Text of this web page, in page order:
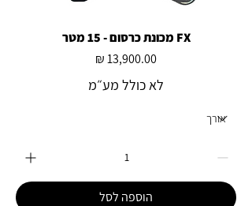
FX מכונת כרסום - 15 מטר
מחיר
לא כולל מע״מ
הוספה לסל